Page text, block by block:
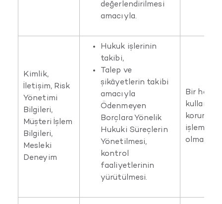
değerlendirilmesi
amacıyla.
Kimlik,
İletişim, Risk
Yönetimi
Bilgileri,
Müşteri İşlem
Bilgileri,
Mesleki
Deneyim
Hukuk işlerinin
takibi,
Talep ve
şikâyetlerin takibi
amacıyla
Ödenmeyen
Borçlara Yönelik
Hukuki Süreçlerin
Yönetilmesi,
kontrol
faaliyetlerinin
yürütülmesi.
Bir
olması